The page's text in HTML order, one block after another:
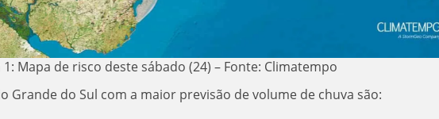
1: Mapa de risco deste sábado (24) – Fonte: Climatempo
Grande do Sul com a maior previsão de volume de chuva são: